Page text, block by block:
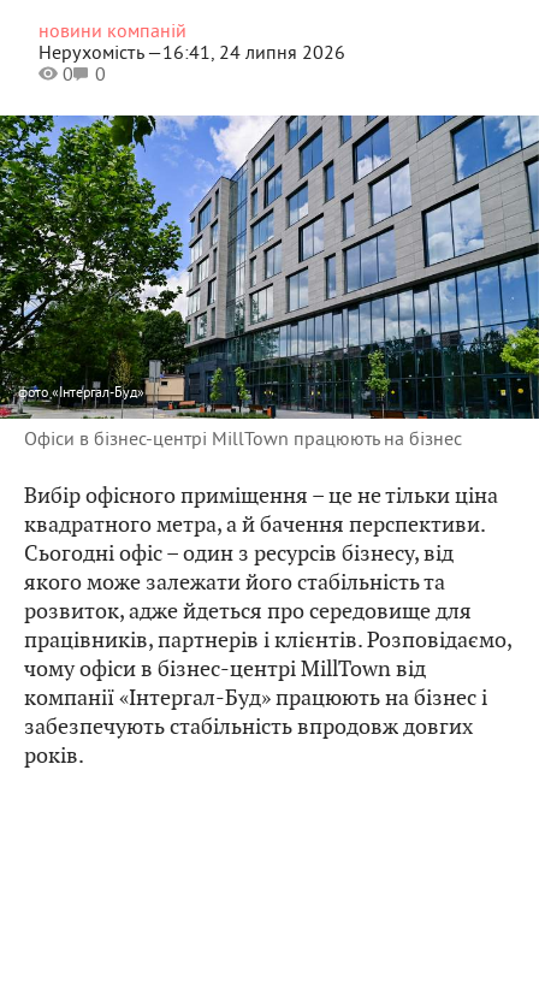
новини компаній
Нерухомість —16:41, 24 липня 2026
0
0
фото«Інтергал-Буд»
Офіси в бізнес-центрі MillTown працюють на бізнес
Вибір офісного приміщення – це не тільки ціна
квадратного метра, а й бачення перспективи.
Сьогодні офіс – один з ресурсів бізнесу, від
якого може залежати його стабільність та
розвиток, адже йдеться про середовище для
працівників, партнерів і клієнтів. Розповідаємо,
чому офіси в бізнес-центрі MillTown від
компанії «Інтергал-Буд» працюють на бізнес і
забезпечують стабільність впродовж довгих
років.